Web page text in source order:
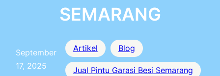
SEMARANG
September
17, 2025
Artikel Blog
Jual Pintu Garasi Besi Semarang